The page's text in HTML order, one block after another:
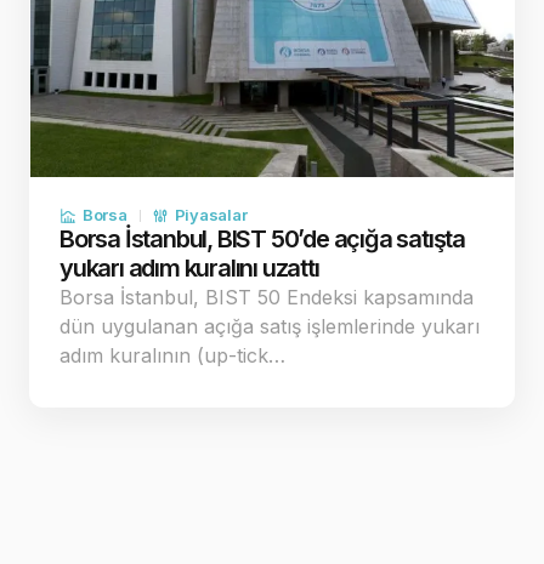
Borsa Piyasalar
Borsa İstanbul, BIST 50’de açığa satışta
yukarı adım kuralını uzattı
Borsa İstanbul, BIST 50 Endeksi kapsamında
dün uygulanan açığa satış işlemlerinde yukarı
adım kuralının (up-tick…